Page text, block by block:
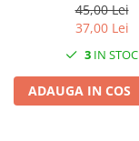
45,00 Lei
37,00 Lei
3 IN STOC
ADAUGA IN COS